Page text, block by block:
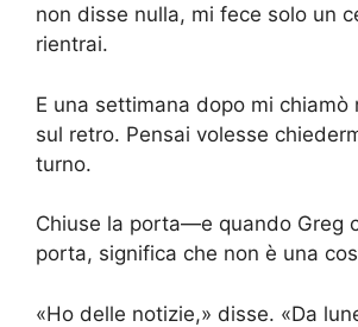
non disse nulla, mi fece solo un
rientrai.
E una settimana dopo mi chiamò
sul retro. Pensai volesse
turno.
Chiuse la porta—e quando Greg
porta, significa che non è una
«Ho delle notizie,» disse. «Da